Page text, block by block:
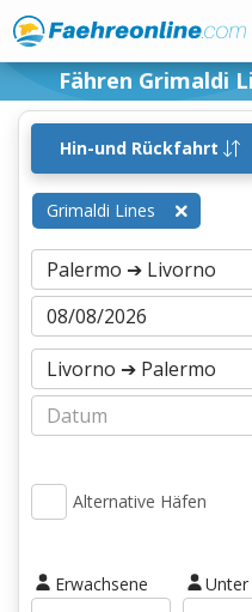
Fähren Grimaldi
Hin-und Rückfahrt
Grimaldi Lines
Alternative Häfen
Erwachsene Unter